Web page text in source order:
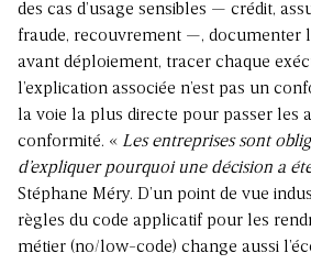
des cas d’usage sensibles — crédit,
fraude, recouvrement —, documenter
avant déploiement, tracer chaque
l’explication associée n’est pas un
la voie la plus directe pour passer les
conformité. « Les entreprises sont
d’expliquer pourquoi une décision a
Stéphane Méry. D’un point de vue
règles du code applicatif pour les
métier (no/low-code) change aussi